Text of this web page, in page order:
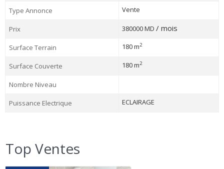
Type Annonce Vente
Prix 380000 MD / mois
Surface Terrain 180 m2
Surface Couverte 180 m2
Nombre Niveau
Puissance Electrique ECLAIRAGE
Top Ventes